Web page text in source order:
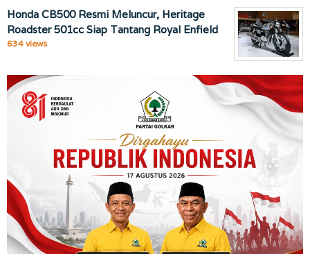
Honda CB500 Resmi Meluncur, Heritage
Roadster 501cc Siap Tantang Royal Enfield
634 views